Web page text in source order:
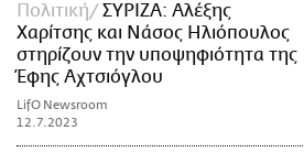
Πολιτική
ΣΥΡΙΖΑ: Αλέξης
Χαρίτσης και Νάσος Ηλιόπουλος
στηρίζουν την υποψηφιότητα της
Έφης Αχτσιόγλου
LifO Newsroom
12.7.2023